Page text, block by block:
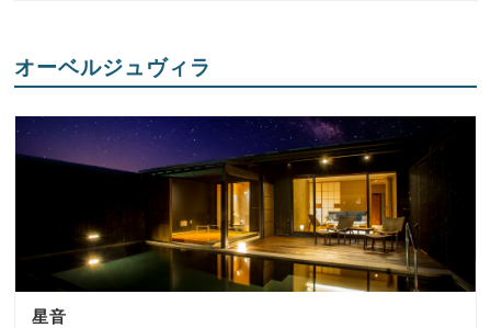
オーベルジュヴィラ
星音